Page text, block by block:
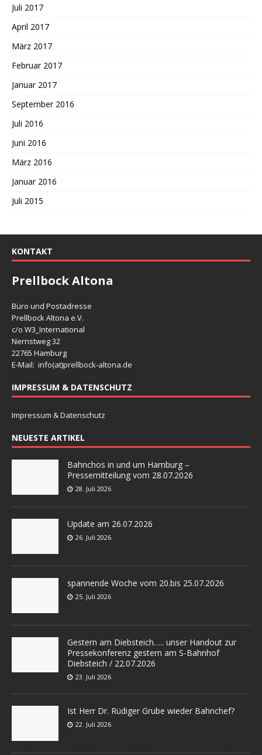
Juli 2017
April 2017
März 2017
Februar 2017
Januar 2017
September 2016
Juli 2016
Juni 2016
März 2016
Januar 2016
Juli 2015
KONTAKT
Prellbock Altona
Büro und Postadresse
Prellbock Altona e.V.
c/o W3_International
Nernstweg 32
22765 Hamburg
E-Mail: info(at)prellbock-altona.de
IMPRESSUM & DATENSCHUTZ
Impressum & Datenschutz
NEUESTE ARTIKEL
Bahnchos in und um Hamburg –
Pressemitteilung vom 28.07.2026
28. Juli 2026
Update am 26.07.2026
26. Juli 2026
spannende Woche vom 20.bis 25.07.2026
25. Juli 2026
Gestern am Diebsteich….. unser Handout zur
Pressekonferenz gestern am S-Bahnhof
Diebsteich / 22.07.2026
23. Juli 2026
Ist Herr Dr. Rüdiger Grube wieder Bahnchef?
22. Juli 2026